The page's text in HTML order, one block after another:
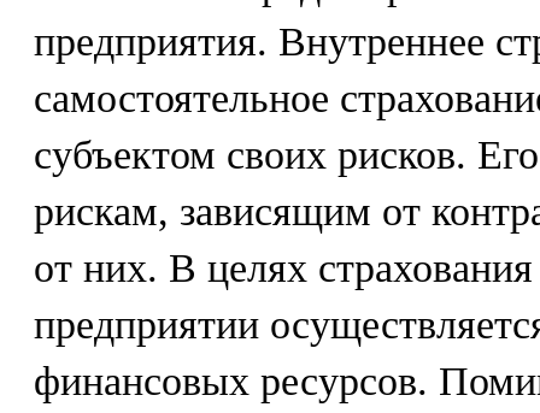
предприятия. Внутреннее
самостоятельное
субъектом своих рисков.
рискам, зависящим от
от них. В целях
предприятии
финансовых ресурсов.